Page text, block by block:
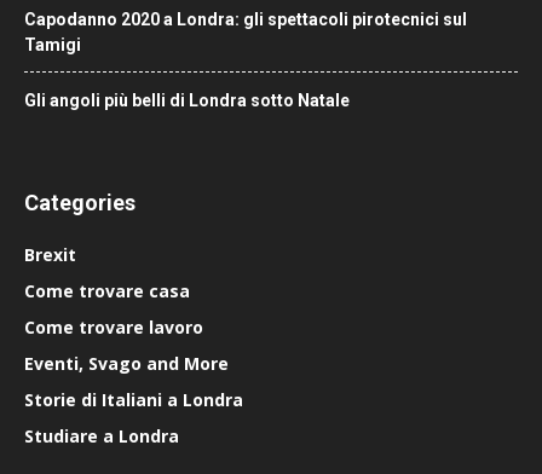
Capodanno 2020 a Londra: gli spettacoli pirotecnici sul
Tamigi
Gli angoli più belli di Londra sotto Natale
Categories
Brexit
Come trovare casa
Come trovare lavoro
Eventi, Svago and More
Storie di Italiani a Londra
Studiare a Londra